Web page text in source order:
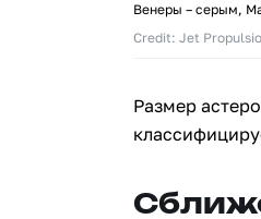
Венеры – серым,
Credit: Jet
Размер